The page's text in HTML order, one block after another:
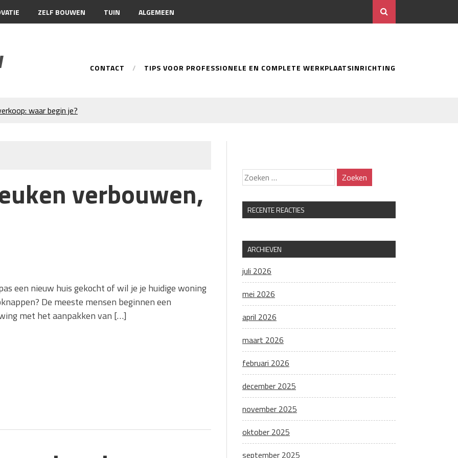
ZELF BOUWEN TUIN ALGEMEEN
CONTACT TIPS VOOR PROFESSIONELE EN COMPLETE WERKPLAATSINRICHTING
waar begin je?
en wanneer gebruik je
te huren in
kopen
op!
verbouwen,
een nieuw huis gekocht of wil je je huidige woning
De meeste mensen beginnen een
met het aanpakken van […]
RECENTE REACTIES
ARCHIEVEN
juli 2026
mei 2026
april 2026
maart 2026
februari 2026
december 2025
november 2025
oktober 2025
september 2025